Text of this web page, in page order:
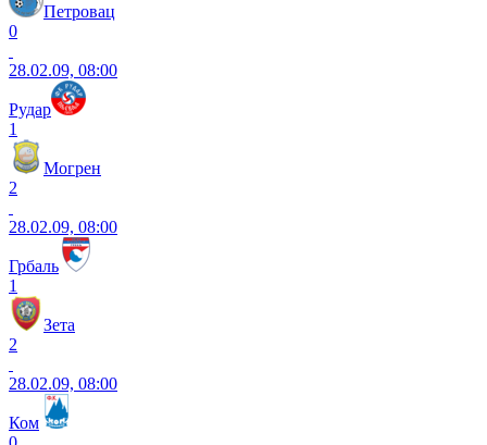
Петровац
0
28.02.09, 08:00
Рудар
1
Могрен
2
28.02.09, 08:00
Грбаль
1
Зета
2
28.02.09, 08:00
Ком